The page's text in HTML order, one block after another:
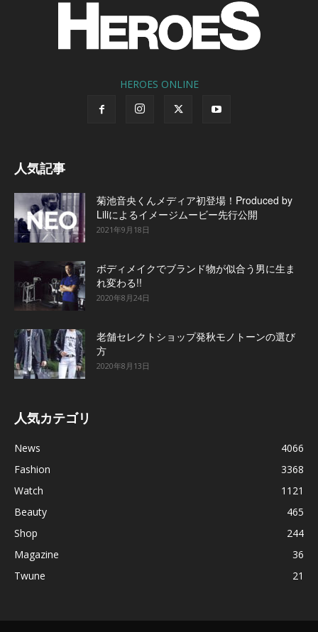
HEROES ONLINE
人気記事
菊池音央くんメディア初登場！Produced by
Liliによるイメージムービー先行公開
2021年9月18日
ボディメイクでブランド物が似合う男に生ま
れ変わる!!
2020年8月24日
老舗セレクトショップ発秋モノトーンの選び
方
2020年8月13日
人気カテゴリ
News
4066
Fashion
3368
Watch
1121
Beauty
465
Shop
244
Magazine
36
Twune
21